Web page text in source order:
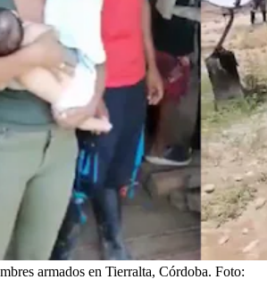
armados en Tierralta, Córdoba. Foto: